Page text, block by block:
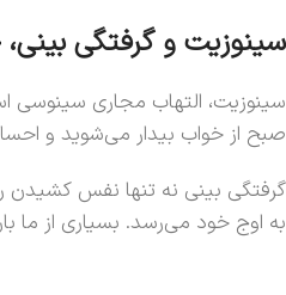
سینوزیت و گرفتگی
سینوزیت، التهاب مجاری سینوسی
صبح از خواب بیدار می‌شوید و
گرفتگی بینی نه تنها نفس کشیدن
به اوج خود می‌رسد. بسیاری از ما